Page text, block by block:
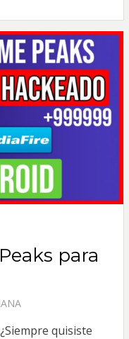
para
quisiste